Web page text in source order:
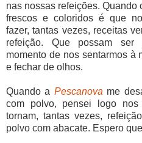
nas nossas refeições. Quando
frescos e coloridos é que
fazer, tantas vezes, receitas
refeição. Que possam
momento de nos sentarmos à
e fechar de olhos.
Quando a Pescanova me
com polvo, pensei logo
tornam, tantas vezes,
polvo com abacate. Espero